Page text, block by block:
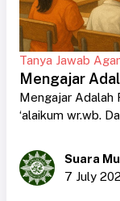
Tanya Jawab
Mengajar
Mengajar Adalah
‘alaikum wr.wb.
Suara
7 July